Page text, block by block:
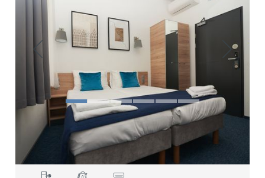
Economy Double